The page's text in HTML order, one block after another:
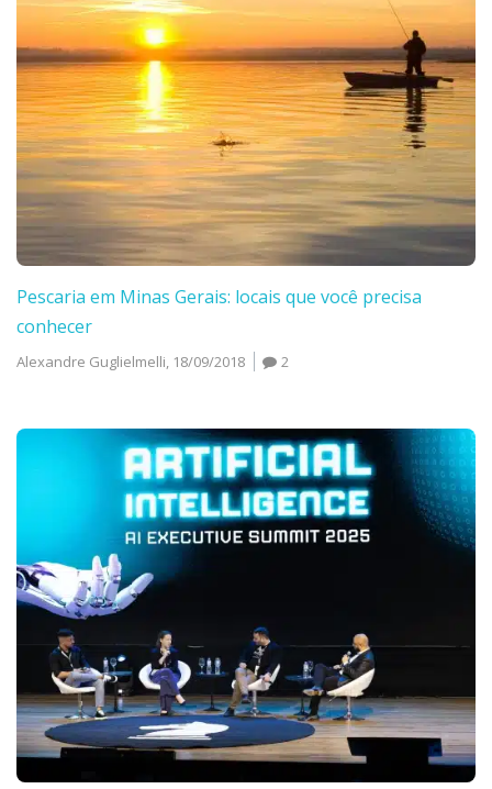
Pescaria em Minas Gerais: locais que você precisa
conhecer
Alexandre Guglielmelli, 18/09/2018 2